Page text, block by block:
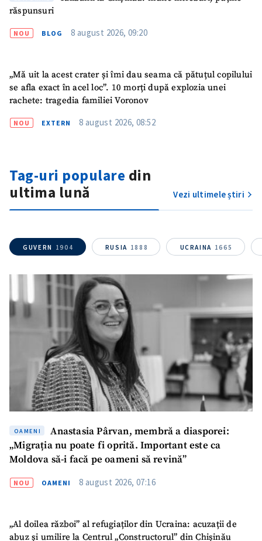
răspunsuri
NOU BLOG 8 august 2026, 09:20
„Mă uit la acest crater și îmi dau seama că pătuțul copilului
se afla exact în acel loc”. 10 morți după explozia unei
rachete: tragedia familiei Voronov
NOU EXTERN 8 august 2026, 08:52
Tag-uri populare din
ultima lună
Vezi ultimele știri
GUVERN 1904 RUSIA 1888 UCRAINA 1665
OAMENI
Anastasia Pârvan, membră a diasporei:
„Migrația nu poate fi oprită. Important este ca
Moldova să-i facă pe oameni să revină”
NOU OAMENI 8 august 2026, 07:16
„Al doilea război” al refugiaților din Ucraina: acuzații de
abuz și umilire la Centrul „Constructorul” din Chișinău